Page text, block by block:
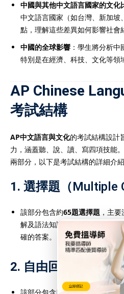
中國與其他中文語言國家的文化
中文語言國家（如台灣、新加坡
點，理解這些差異如何影響社會
中國的全球影響 ：學生將分析中
特別是在經濟、科技、文化等領
AP Chinese
考試結構
AP中文語言與文化的考試結構設計
力，涵蓋聽、說、讀、寫四項技能
兩部分，以下是考試結構的詳細介紹
1. 選擇題（Multiple
該部分包含約65題選擇題 ，主
解及語法知識。學生需要根據聽
確的答案。
2. 自由回答題（Free